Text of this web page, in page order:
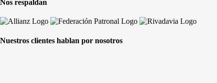
Nos respaldan
Nuestros clientes hablan por nosotros